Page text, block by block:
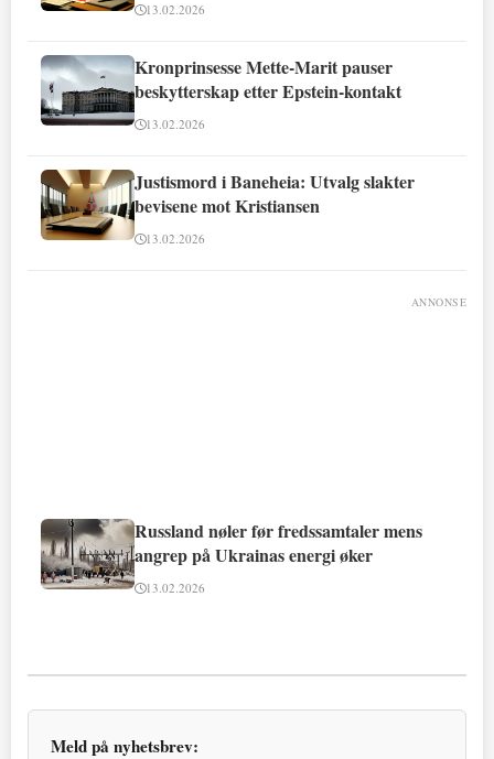
13.02.2026
Kronprinsesse Mette-Marit pauser
beskytterskap etter Epstein-kontakt
13.02.2026
Justismord i Baneheia: Utvalg slakter
bevisene mot Kristiansen
13.02.2026
ANNONSE
Russland nøler før fredssamtaler mens
angrep på Ukrainas energi øker
13.02.2026
Meld på nyhetsbrev: